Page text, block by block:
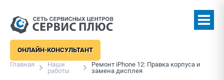
ОНЛАЙН-КОНСУЛЬТАНТ
Главная
Наши
работы
Ремонт iPhone 12: Правка корпуса и
замена дисплея